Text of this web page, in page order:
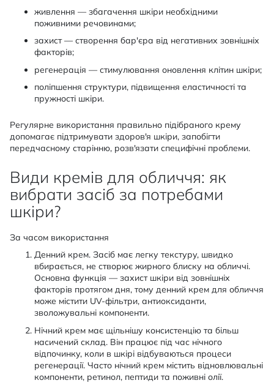
живлення — збагачення шкіри необхідними
поживними речовинами;
захист — створення бар'єра від негативних зовнішніх
факторів;
регенерація — стимулювання оновлення клітин шкіри;
поліпшення структури, підвищення еластичності та
пружності шкіри.
Регулярне використання правильно підібраного крему
допомагає підтримувати здоров'я шкіри, запобігти
передчасному старінню, розв'язати специфічні проблеми.
Види кремів для обличчя: як
вибрати засіб за потребами
шкіри?
За часом використання
Денний крем. Засіб має легку текстуру, швидко
вбирається, не створює жирного блиску на обличчі.
Основна функція — захист шкіри від зовнішніх
факторів протягом дня, тому денний крем для обличчя
може містити UV-фільтри, антиоксиданти,
зволожувальні компоненти.
Нічний крем має щільнішу консистенцію та більш
насичений склад. Він працює під час нічного
відпочинку, коли в шкірі відбуваються процеси
регенерації. Часто нічний крем містить відновлювальні
компоненти, ретинол, пептиди та поживні олії.